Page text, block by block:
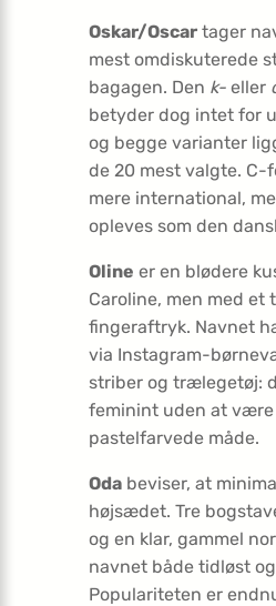
Oskar/Oscar tager
mest omdiskuterede
bagagen. Den k- eller
betyder dog intet for
og begge varianter
de 20 mest valgte. C-
mere international,
opleves som den
Oline er en blødere
Caroline, men med et
fingeraftryk. Navnet
via Instagram-
striber og trælegetøj:
feminint uden at
pastelfarvede måde.
Oda beviser, at
højsædet. Tre
og en klar, gammel
navnet både tidløst
Populariteten er